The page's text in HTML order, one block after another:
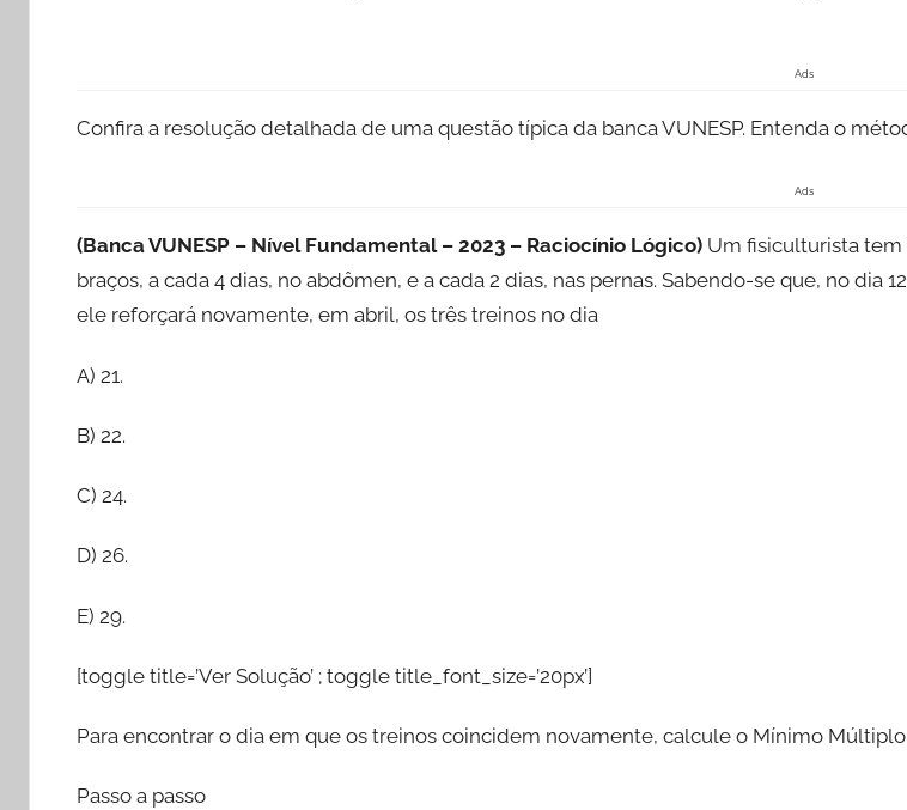
Ads
Confira a resolução detalhada de uma questão típica da banca VUNESP. Entenda o
Ads
(Banca VUNESP – Nível Fundamental – 2023 – Raciocínio Lógico) Um fisiculturista tem
braços, a cada 4 dias, no abdômen, e a cada 2 dias, nas pernas. Sabendo-se que, no
ele reforçará novamente, em abril, os três treinos no dia
A) 21.
B) 22.
C) 24.
D) 26.
E) 29.
[toggle title=’Ver Solução’ ; toggle title_font_size=’20px’]
Para encontrar o dia em que os treinos coincidem novamente, calcule o Mínimo Múltiplo
Passo a passo